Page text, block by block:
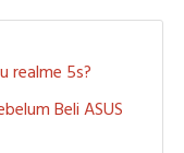
realme 5s?
Beli ASUS